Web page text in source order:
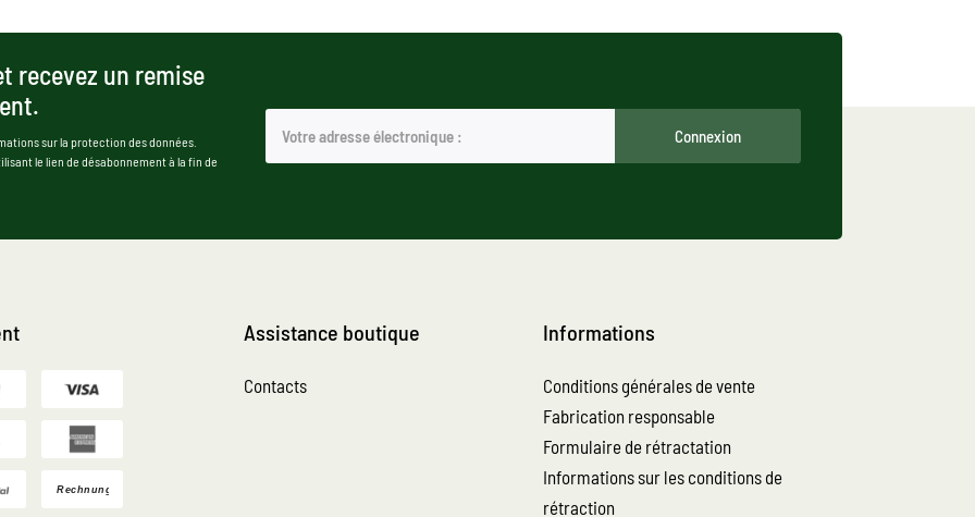
recevez un remise
sur la protection des données.
le lien de désabonnement à la fin de
Connexion
Assistance boutique
Contacts
Informations
Conditions générales de vente
Fabrication responsable
Formulaire de rétractation
Informations sur les conditions de
rétraction